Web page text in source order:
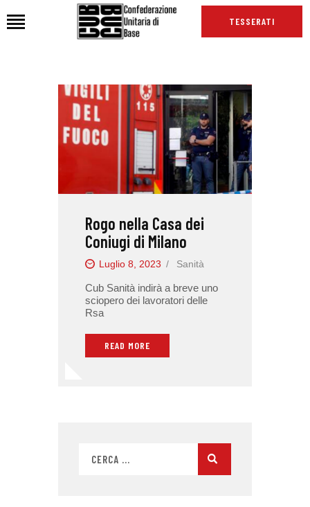
TESSERATI
HOME
CHI SIAMO
SEDI
INTERNAZIONALE
RASSEGNA STAMPA
Rogo nella Casa dei
Coniugi di Milano
Luglio 8, 2023 Sanità
Cub Sanità indirà a breve uno
sciopero dei lavoratori delle
Rsa
READ MORE